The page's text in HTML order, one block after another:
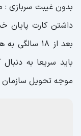
بدون غیبت سربازی :
داشتن کارت پایان
بعد از 18 سالگی به هیچ وجه نباید از خدمت
باید سریعا به
موجه تحویل سازمان